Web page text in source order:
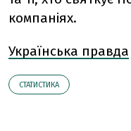
компаніях.
Українська правда
СТАТИСТИКА